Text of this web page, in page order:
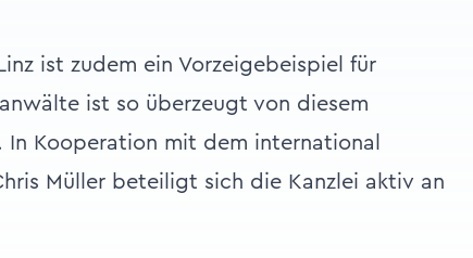
ist zudem ein Vorzeigebeispiel für
ist so überzeugt von diesem
Kooperation mit dem international
Müller beteiligt sich die Kanzlei aktiv an